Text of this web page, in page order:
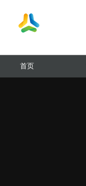
首页